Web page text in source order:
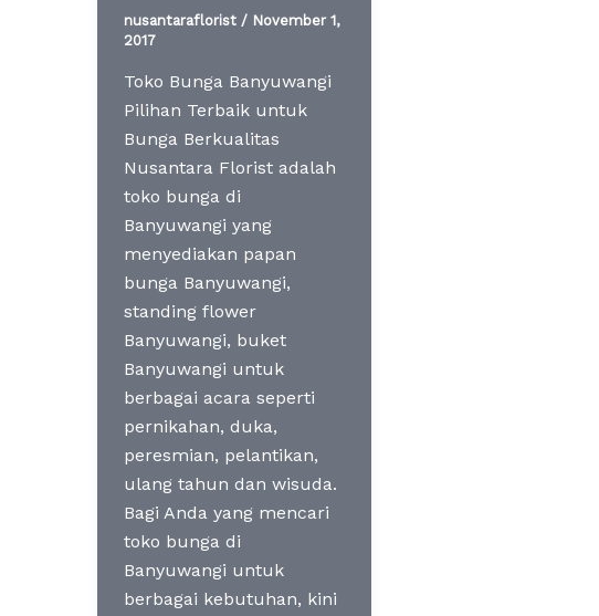
nusantaraflorist / November 1,
2017
Toko Bunga Banyuwangi
Pilihan Terbaik untuk
Bunga Berkualitas
Nusantara Florist adalah
toko bunga di
Banyuwangi yang
menyediakan papan
bunga Banyuwangi,
standing flower
Banyuwangi, buket
Banyuwangi untuk
berbagai acara seperti
pernikahan, duka,
peresmian, pelantikan,
ulang tahun dan wisuda.
Bagi Anda yang mencari
toko bunga di
Banyuwangi untuk
berbagai kebutuhan, kini